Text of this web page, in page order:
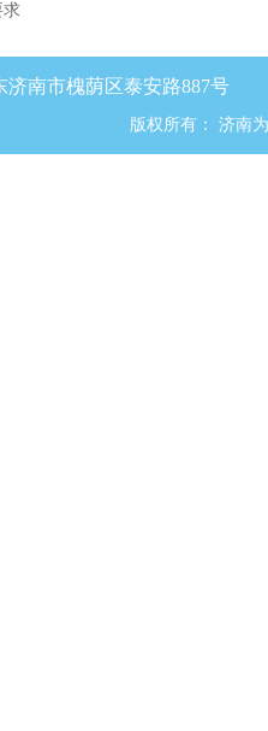
求
济南市槐荫区泰安路887号
版权所有： 济南